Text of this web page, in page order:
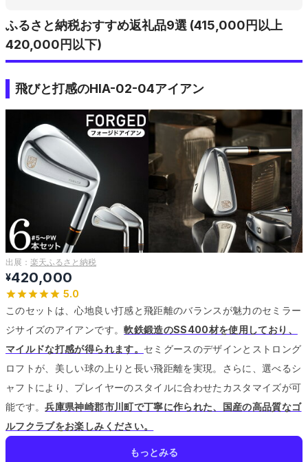
ふるさと納税おすすめ返礼品9選 (415,000円以上
420,000円以下)
飛びと打感のHIA-02-04アイアン
出展： 楽天ふるさと納税
¥420,000
5.0
このセットは、心地良い打感と飛距離のバランスが魅力のセミラー
ジサイズのアイアンです。軟鉄鍛造のSS400材を使用しており、
マイルドな打感が得られます。 セミグースのデザインとストロング
ロフトが、美しい球の上りと長い飛距離を実現。
さらに、選べるシ
ャフトにより、プレイヤーのスタイルに合わせたカスタマイズが可
能です。兵庫県神崎郡市川町で丁寧に作られた、国産の高品質なゴ
ルフクラブをお楽しみください。
もっとみる